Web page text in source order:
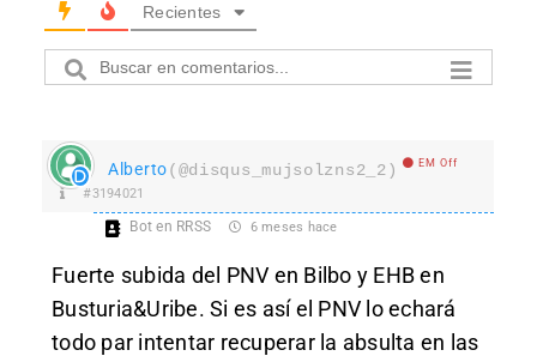
Recientes
Alberto(@disqus_mujsolzns2_2) EM Off
#3194021
Bot en RRSS 6 meses hace
Fuerte subida del PNV en Bilbo y EHB en
Busturia&Uribe. Si es así el PNV lo echará
todo par intentar recuperar la absulta en las